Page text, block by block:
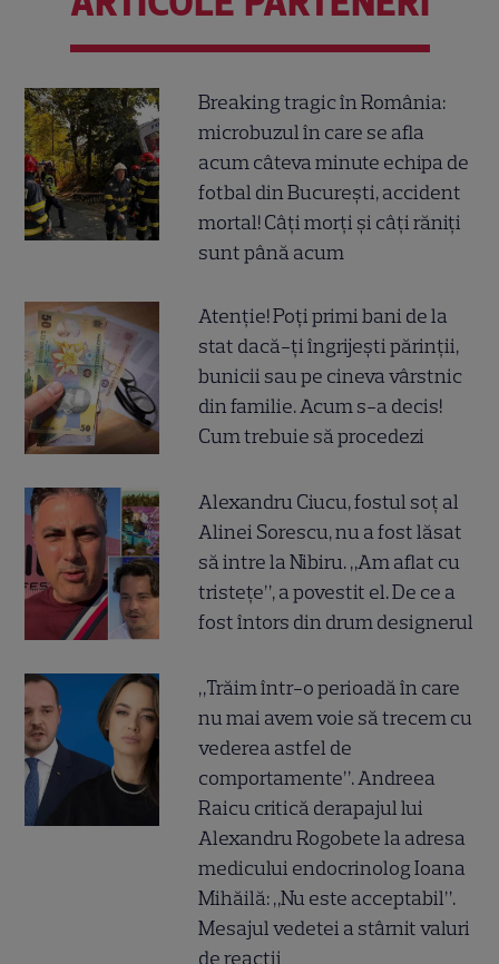
Breaking tragic în România:
microbuzul în care se afla
acum câteva minute echipa de
fotbal din București, accident
mortal! Câți morți și câți răniți
sunt până acum
Atenție! Poți primi bani de la
stat dacă-ți îngrijești părinții,
bunicii sau pe cineva vârstnic
din familie. Acum s-a decis!
Cum trebuie să procedezi
Alexandru Ciucu, fostul soț al
Alinei Sorescu, nu a fost lăsat
să intre la Nibiru. „Am aflat cu
tristețe”, a povestit el. De ce a
fost întors din drum designerul
„Trăim într-o perioadă în care
nu mai avem voie să trecem cu
vederea astfel de
comportamente”. Andreea
Raicu critică derapajul lui
Alexandru Rogobete la adresa
medicului endocrinolog Ioana
Mihăilă: „Nu este acceptabil”.
Mesajul vedetei a stârnit valuri
de reacții